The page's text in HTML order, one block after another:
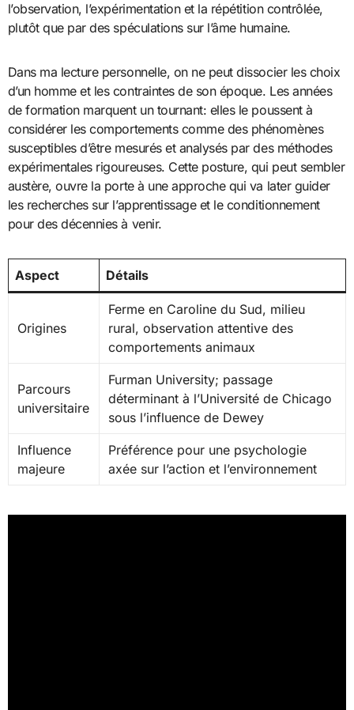
l’observation, l’expérimentation et la répétition contrôlée,
plutôt que par des spéculations sur l’âme humaine.
Dans ma lecture personnelle, on ne peut dissocier les choix
d’un homme et les contraintes de son époque. Les années
de formation marquent un tournant: elles le poussent à
considérer les comportements comme des phénomènes
susceptibles d’être mesurés et analysés par des méthodes
expérimentales rigoureuses. Cette posture, qui peut sembler
austère, ouvre la porte à une approche qui va later guider
les recherches sur l’apprentissage et le conditionnement
pour des décennies à venir.
Aspect Détails
Origines
Ferme en Caroline du Sud, milieu
rural, observation attentive des
comportements animaux
Parcours
universitaire
Furman University; passage
déterminant à l’Université de Chicago
sous l’influence de Dewey
Influence
majeure
Préférence pour une psychologie
axée sur l’action et l’environnement